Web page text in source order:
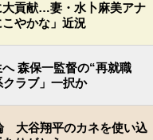
貢献…妻・水卜麻美アナ
やかな」近況
森保一監督の“再就職
ラブ」一択か
大谷翔平のカネを使い込